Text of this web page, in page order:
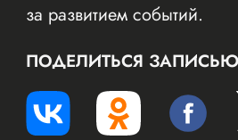
за развитием событий.
ПОДЕЛИТЬСЯ ЗАПИСЬЮ